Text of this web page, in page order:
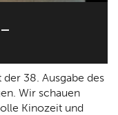
38. Ausgabe des
Wir schauen
Kinozeit und